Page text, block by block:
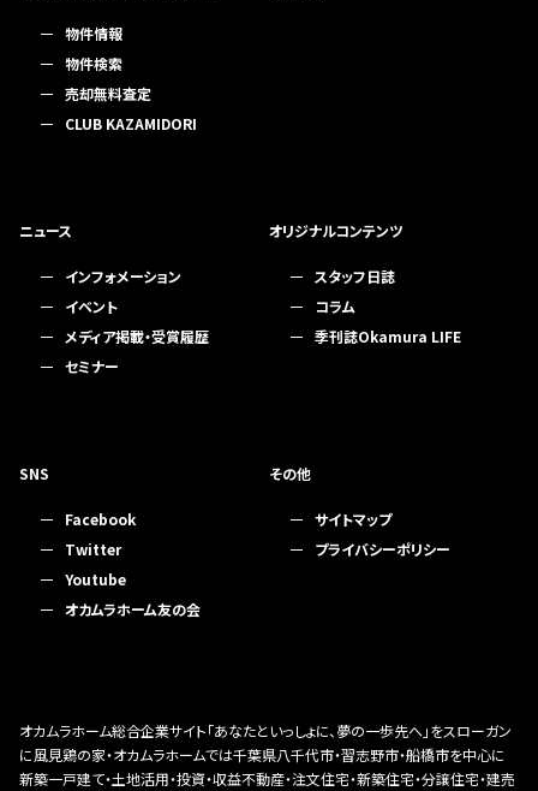
物件情報
物件検索
売却無料査定
CLUB KAZAMIDORI
ニュース
インフォメーション
イベント
メディア掲載・受賞履歴
セミナー
オリジナルコンテンツ
スタッフ日誌
コラム
季刊誌Okamura LIFE
SNS
Facebook
Twitter
Youtube
オカムラホーム友の会
その他
サイトマップ
プライバシーポリシー
オカムラホーム総合企業サイト「あなたといっしょに、夢の一歩先へ」をスローガン
に風見鶏の家・オカムラホームでは千葉県八千代市・習志野市・船橋市を中心に
新築一戸建て・土地活用・投資・収益不動産・注文住宅・新築住宅・分譲住宅・建売